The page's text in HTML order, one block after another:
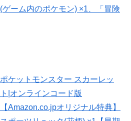
(ゲーム内のポケモン) ×1、「冒険
ポケットモンスター スカーレッ
ト|オンラインコード版
【Amazon.co.jpオリジナル特典】